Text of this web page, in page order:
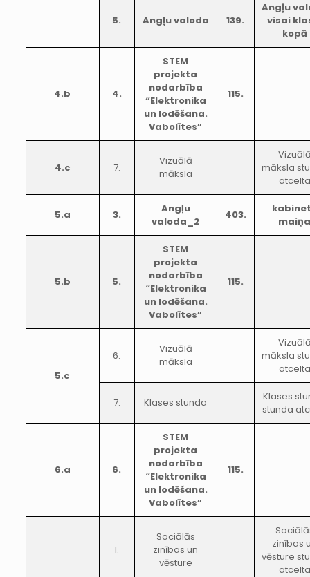
5. Angļu valoda 139.
Angļu
visai
kopā
4.b 4.
STEM
projekta
nodarbība
“Elektronika
un lodēšana.
Vabolītes”
115.
4.c 7.
Vizuālā
māksla
māksla
atcelta
5.a 3.
Angļu
valoda_2
403.
5.b 5.
STEM
projekta
nodarbība
“Elektronika
un lodēšana.
Vabolītes”
115.
5.c
6.
Vizuālā
māksla
māksla
atcelta
7. Klases stunda
Klases
stunda
6.a 6.
STEM
projekta
nodarbība
“Elektronika
un lodēšana.
Vabolītes”
115.
1.
Sociālās
zinības un
vēsture
zinības
vēsture
atcelta